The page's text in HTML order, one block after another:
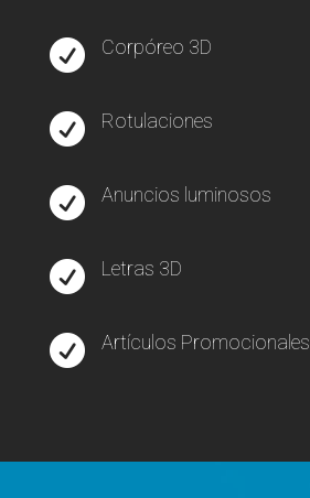
 Corpóreo 3D
 Rotulaciones
 Anuncios luminosos
 Letras 3D
 Artículos Promocionales